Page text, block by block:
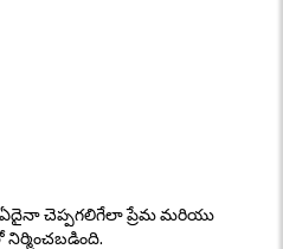
ఏదైనా చెప్పగలిగేలా ప్రేమ మరియు